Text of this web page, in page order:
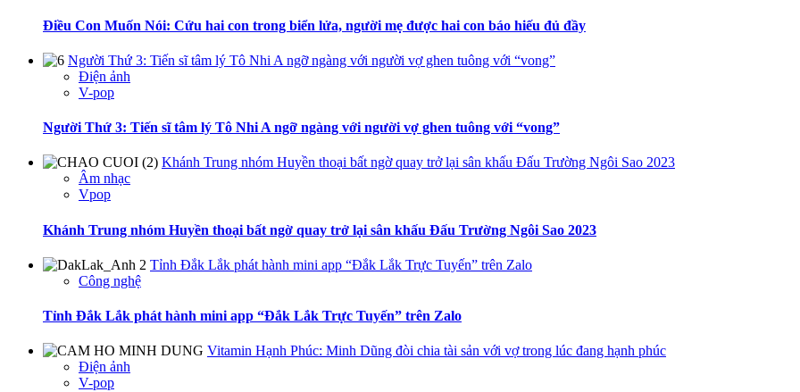
Điều Con Muốn Nói: Cứu hai con trong biển lửa, người mẹ được hai con báo hiếu đủ đầy
Người Thứ 3: Tiến sĩ tâm lý Tô Nhi A ngỡ ngàng với người vợ ghen tuông với “vong”
Điện ảnh
V-pop
Người Thứ 3: Tiến sĩ tâm lý Tô Nhi A ngỡ ngàng với người vợ ghen tuông với “vong”
Khánh Trung nhóm Huyền thoại bất ngờ quay trở lại sân khấu Đấu Trường Ngôi Sao 2023
Âm nhạc
Vpop
Khánh Trung nhóm Huyền thoại bất ngờ quay trở lại sân khấu Đấu Trường Ngôi Sao 2023
Tỉnh Đắk Lắk phát hành mini app “Đắk Lắk Trực Tuyến” trên Zalo
Công nghệ
Tỉnh Đắk Lắk phát hành mini app “Đắk Lắk Trực Tuyến” trên Zalo
Vitamin Hạnh Phúc: Minh Dũng đòi chia tài sản với vợ trong lúc đang hạnh phúc
Điện ảnh
V-pop